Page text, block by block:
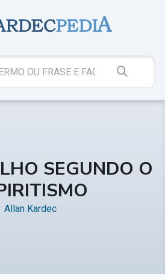
SEGUNDO O
Allan Kardec